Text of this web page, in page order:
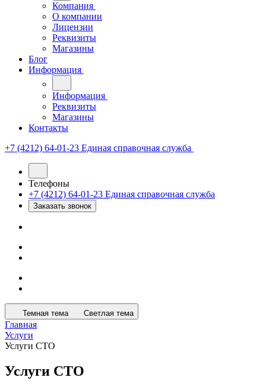
Компания
О компании
Лицензии
Реквизиты
Магазины
Блог
Информация
Информация
Реквизиты
Магазины
Контакты
+7 (4212) 64-01-23 Единая справочная служба
Телефоны
+7 (4212) 64-01-23 Единая справочная служба
Заказать звонок
Темная тема Светлая тема
Главная
Услуги
Услуги СТО
Услуги СТО